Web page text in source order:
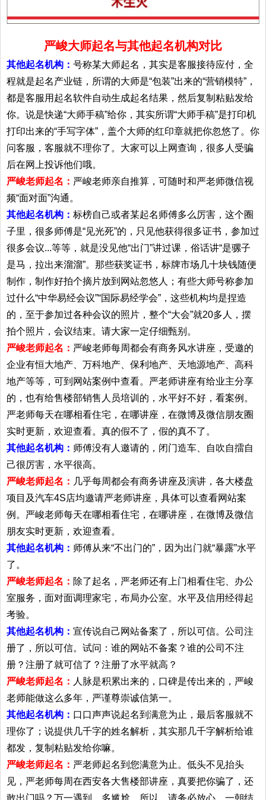
严峻大师起名与其他起名机构对比
其他起名机构： 号称某大师起名，其实是客服接待应付，全
程就是起名产业链，所谓的大师是“包装”出来的“营销模特”，
都是客服用起名软件自动生成起名结果，然后复制粘贴发给
你。说是快递“大师手稿”给你，其实所谓“大师手稿”是打印机
打印出来的“手写字体”，盖个大师的红印章就把你忽悠了。你
问客服，客服就不理你了。大家可以上网查询，很多人受骗
后在网上投诉他们哦。
严峻老师起名： 严峻老师亲自推算，可随时和严老师微信视
频“面对面”沟通。
其他起名机构： 标榜自己或者某起名师傅多么厉害，这个圈
子里，很多师傅是“见光死”的，只见他获得很多证书，参加过
很多会议...等等，就是没见他“出门”讲过课，俗话讲“是骡子
是马，拉出来溜溜”。那些获奖证书，标牌市场几十块钱随便
制作，制作好拍个摘片放到网站忽悠人；有些大师号称参加
过什么“中华易经会议”“国际易经学会”，这些机构均是捏造
的，至于参加过各种会议的照片，整个“大会”就20多人，摆
拍个照片，会议结束。请大家一定仔细甄别。
严峻老师起名： 严峻老师每周都会有商务风水讲座，受邀的
企业有恒大地产、万科地产、保利地产、天地源地产、高科
地产等等，可到网站案例中查看。严老师讲座有给业主分享
的，也有给售楼部销售人员培训的，水平好不好，看案例。
严老师每天在哪相看住宅，在哪讲座，在微博及微信朋友圈
实时更新，欢迎查看。真的假不了，假的真不了。
其他起名机构： 师傅没有人邀请的，闭门造车、自吹自擂自
己很厉害，水平很高。
严峻老师起名： 几乎每周都会有商务讲座及演讲，各大楼盘
项目及汽车4S店均邀请严老师讲座，具体可以查看网站案
例。严峻老师每天在哪相看住宅，在哪讲座，在微博及微信
朋友实时更新，欢迎查看。
其他起名机构： 师傅从来“不出门的”，因为出门就“暴露”水平
了。
严峻老师起名： 除了起名，严老师还有上门相看住宅、办公
室服务，面对面调理家宅，布局办公室。水平及信用经得起
考验。
其他起名机构： 宣传说自己网站备案了，所以可信。公司注
册了，所以可信。试问：谁的网站不备案？谁的公司不注
册？注册了就可信了？注册了水平就高？
严峻老师起名： 人脉是积累出来的，口碑是传出来的，严峻
老师能做这么多年，严谨尊崇诚信第一。
其他起名机构： 口口声声说起名到满意为止，最后客服就不
理你了；说提供几千字的姓名解析，其实那几千字解析给谁
都发，复制粘贴发给你嘛。
严峻老师起名： 严老师起名到您满意为止。低头不见抬头
见，严老师每周在西安各大售楼部讲座，真要把你骗了，还
敢出门吗？万一遇到，多尴尬。所以，请务必放心。一朝结